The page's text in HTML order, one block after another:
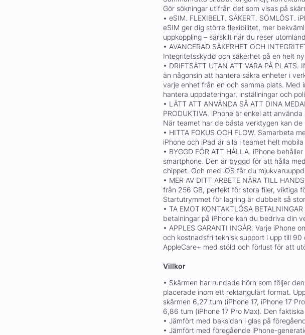
Gör sökningar utifrån det som visas på
• eSIM. FLEXIBELT. SÄKERT. SÖMLÖST.
eSIM ger dig större flexibilitet, mer
upp­koppling – särskilt när du reser
• AVANCERAD SÄKERHET OCH
Integritetsskydd och säkerhet på en helt
• DRIFTSÄTT UTAN ATT VARA PÅ
än någonsin att hantera säkra enheter i
varje enhet från en och samma plats.
hantera uppdateringar, inställningar och
• LÄTT ATT ANVÄNDA SÅ ATT DINA
PRODUKTIVA. iPhone är enkel att
När teamet har de bästa verktygen kan
• HITTA FOKUS OCH FLOW. Samarbeta
iPhone och iPad är alla i teamet helt
• BYGGD FÖR ATT HÅLLA. iPhone
smartphone. Den är byggd för att hålla
chippet. Och med iOS får du
• MER AV DITT ARBETE NÄRA TILL
från 256 GB, perfekt för stora filer, viktiga
Startutrymmet för lagring är dubbelt så
• TA EMOT KONTAKTLÖSA
betalningar på iPhone kan du bedriva din
• APPLES GARANTI INGÅR. Varje
och kostnadsfri teknisk support i upp till 90
AppleCare+ med stöld och förlust för att
Villkor
• Skärmen har rundade hörn som följer
placerade inom ett rektangulärt format.
skärmen 6,27 tum (iPhone 17, iPhone 17
6,86 tum (iPhone 17 Pro Max). Den
• Jämfört med baksidan i glas på
• Jämfört med föregående iPhone-